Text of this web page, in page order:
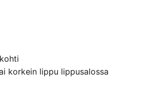
korkein lippu lippusalossa